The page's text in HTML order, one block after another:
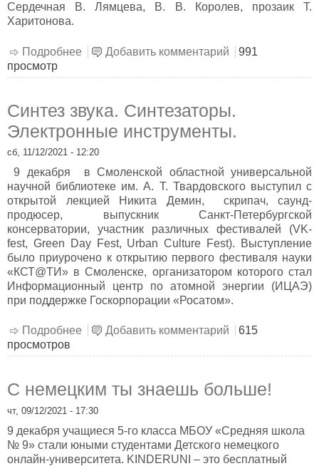
Сердечная В. Лямцева, В. В. Королев, прозаик Т.
Харитонова.
Подробнее о Новогодняя литературная встреча.
Добавить комментарий
991
просмотр
Синтез звука. Синтезаторы.
Электронные инструменты.
сб, 11/12/2021 - 12:20
9 декабря в Смоленской областной универсальной
научной библиотеке им. А. Т. Твардовского выступил с
открытой лекцией Никита Демин, скрипач, саунд-
продюсер, выпускник Санкт-Петербургской
консерватории, участник различных фестивалей (VK-
fest, Green Day Fest, Urban Culture Fest). Выступление
было приурочено к открытию первого фестиваля науки
«КСТ@ТИ» в Смоленске, организатором которого стал
Информационный центр по атомной энергии (ИЦАЭ)
при поддержке Госкорпорации «Росатом».
Подробнее о Синтез звука. Синтезаторы. Электронные
Добавить комментарий
615
просмотров
С немецким ты знаешь больше!
чт, 09/12/2021 - 17:30
9 декабря учащиеся 5-го класса МБОУ «Средняя школа
№ 9» стали юными студентами Детского немецкого
онлайн-университета. KINDERUNI – это бесплатный